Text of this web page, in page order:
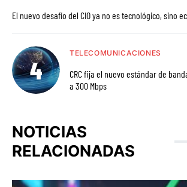
El nuevo desafío del CIO ya no es tecnológico, sino
TELECOMUNICACIONES
CRC fija el nuevo estándar de
a 300 Mbps
NOTICIAS
RELACIONADAS